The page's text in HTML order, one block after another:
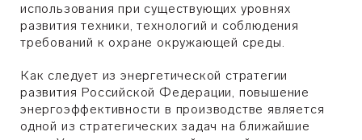
использования при существующих уровнях
развития техники, технологий и соблюдения
требований к охране окружающей среды.
Как следует из энергетической стратегии
развития Российской Федерации, повышение
энергоэффективности в производстве является
одной из стратегических задач на ближайшие